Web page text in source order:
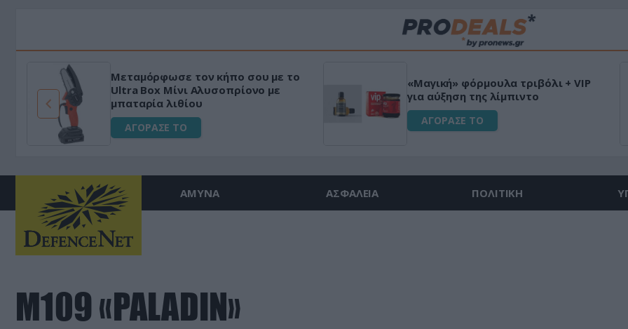
Μεταμόρφωσε τον κήπο σου με το
Ultra Box Μίνι Αλυσοπρίονο με
μπαταρία λιθίου
ΑΓΟΡΑΣΕ ΤΟ
«Μαγική» φόρμουλα τριβόλι + VIP
για αύξηση της λίμπιντο
ΑΓΟΡΑΣΕ ΤΟ
ΑΜΥΝΑ ΑΣΦΑΛΕΙΑ ΠΟΛΙΤΙΚΗ
M109 «PALADIN»